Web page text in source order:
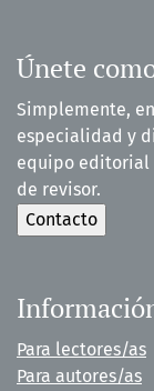
Únete
Simplemente,
especialidad y
equipo editorial
de revisor.
Para lectores/as
Para autores/as